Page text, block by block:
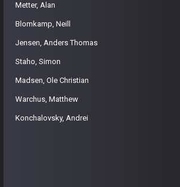
Metter, Alan
Blomkamp, Neill
Jensen, Anders Thomas
Staho, Simon
Madsen, Ole Christian
Warchus, Matthew
Konchalovsky, Andrei